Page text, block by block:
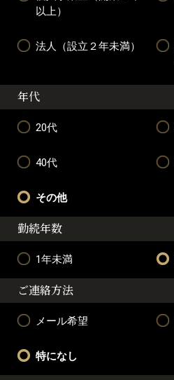
以上）
法人（設立２年未満）
年代
20代
40代
その他
勤続年数
1年未満
ご連絡方法
メール希望
特になし